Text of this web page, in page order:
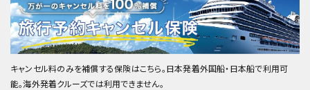
キャンセル料のみを補償する保険はこちら。日本発着外国船・日本船で利用可
能。海外発着クルーズでは利用できません。